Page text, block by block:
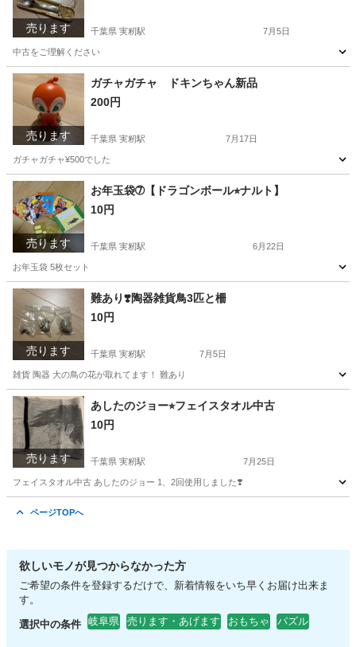
売ります 千葉県 実籾駅 7月5日
中古をご理解ください
千葉 千葉市 実籾駅 生活雑貨
売ります
ガチャガチャ ドキンちゃん新品
200円
千葉県 実籾駅 7月17日
ガチャガチャ¥500でした
千葉 千葉市 実籾駅 おもちゃ ガチャガチャ
売ります
お年玉袋➆【ドラゴンボール⭐︎ナルト】
10円
千葉県 実籾駅 6月22日
お年玉袋 5枚セット
千葉 千葉市 実籾駅 年中行事用品 悟空
売ります
難あり❣️陶器雑貨鳥3匹と柵
10円
千葉県 実籾駅 7月5日
雑貨 陶器 大の鳥の花が取れてます！ 難あり
千葉 千葉市 実籾駅
売ります
あしたのジョー⭐︎フェイスタオル中古
10円
千葉県 実籾駅 7月25日
フェイスタオル中古 あしたのジョー 1、2回使用しました❣️
ページTOPへ
欲しいモノが見つからなかった方
ご希望の条件を登録するだけで、新着情報をいち早くお届け出来ま
す。
選択中の条件 岐阜県 売ります・あげます おもちゃ パズル